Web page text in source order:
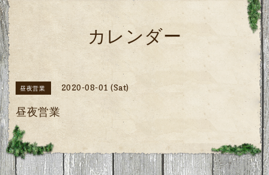
カレンダー
昼夜営業 2020-08-01 (Sat)
昼夜営業